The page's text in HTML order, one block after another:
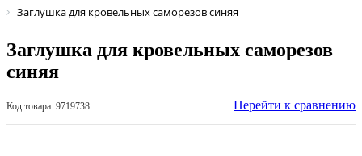
Заглушка для кровельных саморезов синяя
Заглушка для кровельных саморезов
синяя
Код товара: 9719738 Перейти к сравнению